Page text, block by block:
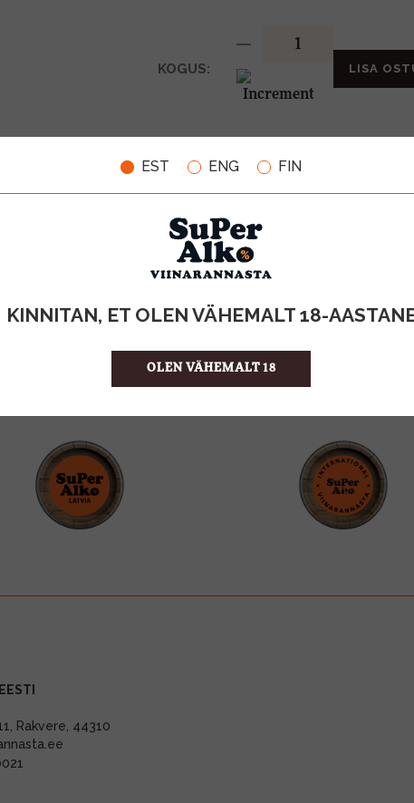
EST ENG FIN
KINNITAN, ET OLEN VÄHEMALT 18-
OLEN VÄHEMALT 18
KOGUS: LISA
MAHT
PÄRITOLURIIK Eesti
TOOTE LIIK
ÜHIKU HIND
KOOD
KOGUS KASTIS
Rakvere, 44310